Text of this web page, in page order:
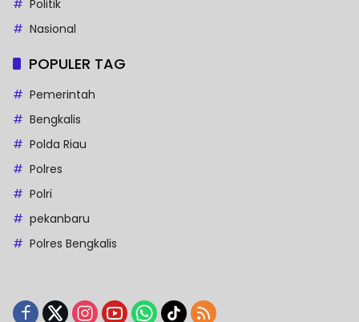
Politik
Nasional
POPULER TAG
Pemerintah
Bengkalis
Polda Riau
Polres
Polri
pekanbaru
Polres Bengkalis